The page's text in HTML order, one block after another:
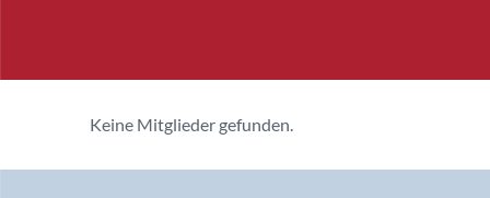
Keine Mitglieder gefunden.